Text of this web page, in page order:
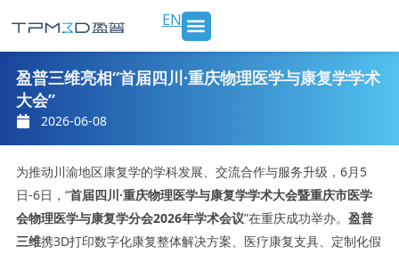
至
内
EN
盈普三维亮相“首届四川·重庆物理医学与康复学学术
大会”
2026-06-08
为推动川渝地区康复学的学科发展、交流合作与服务升级，6月5
日-6日，“首届四川·重庆物理医学与康复学学术大会暨重庆市医学
会物理医学与康复学分会2026年学术会议”在重庆成功举办。 盈普
三维携3D打印数字化康复整体解决方案、医疗康复支具、定制化假